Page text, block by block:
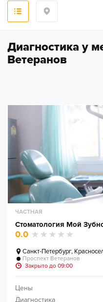
Диагностика у
Ветеранов
ЧАСТНАЯ
Стоматология Мой
0.0
Санкт-Петербург,
Проспект Ветеранов
Закрыто до 09:00
Цены
Диагностика